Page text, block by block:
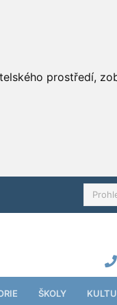
prostředí,
ŠKOLY